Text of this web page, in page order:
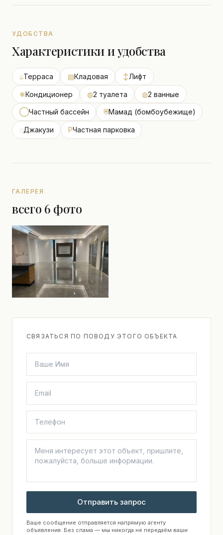
УДОБСТВА
Характеристики и удобства
⌂Терраса ▤Кладовая ↕Лифт
❄Кондиционер ◍2 туалета ◍2 ванные
◯Частный бассейн ⛨Мамад (бомбоубежище)
◌Джакузи PЧастная парковка
ГАЛЕРЕЯ
всего 6 фото
СВЯЗАТЬСЯ ПО ПОВОДУ ЭТОГО ОБЪЕКТА
Отправить запрос
Ваше сообщение отправляется напрямую агенту
объявления. Без спама — мы никогда не передаём ваши